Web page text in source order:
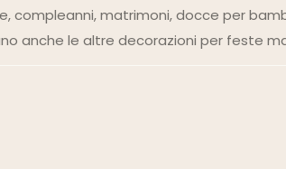
compleanni, matrimoni, docce per
anche le altre decorazioni per feste